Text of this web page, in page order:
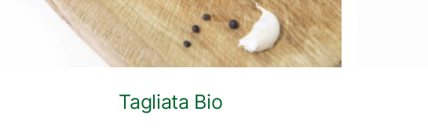
Tagliata Bio